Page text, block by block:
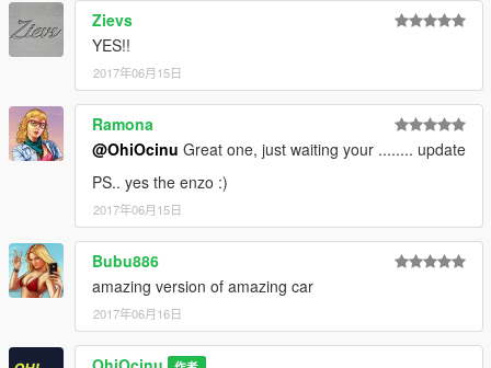
4.- Done, use a Trainer to spawn the cars with "fStradale"
name, and enjoy!
Please DO NOT edit this mod without my permission. If you
have any questions, please don't hesitate to pm me. :)
Stay tuned for updates. That's all! Enjoy!
Zievs
YES!!
2017年06月15日
Ramona
@OhiOcinu Great one, just waiting your ........ update
PS.. yes the enzo :)
2017年06月15日
Bubu886
amazing version of amazing car
2017年06月16日